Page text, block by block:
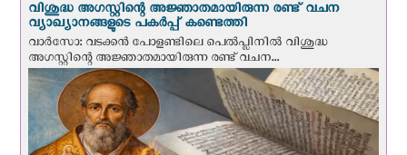
വിശുദ്ധ അഗസ്റ്റിന്റെ അജ്ഞാതമായിരുന്ന രണ്ട് വചന
വ്യാഖ്യാനങ്ങളുടെ പകര്‍പ്പ് കണ്ടെത്തി
വാര്‍സോ: വടക്കൻ പോളണ്ടിലെ പെൽപ്ലിനില്‍ വിശുദ്ധ
അഗസ്റ്റിന്റെ അജ്ഞാതമായിരുന്ന രണ്ട് വചന...